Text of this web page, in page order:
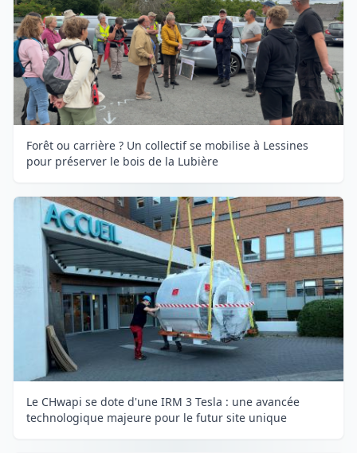
Forêt ou carrière ? Un collectif se mobilise à Lessines
pour préserver le bois de la Lubière
Le CHwapi se dote d'une IRM 3 Tesla : une avancée
technologique majeure pour le futur site unique